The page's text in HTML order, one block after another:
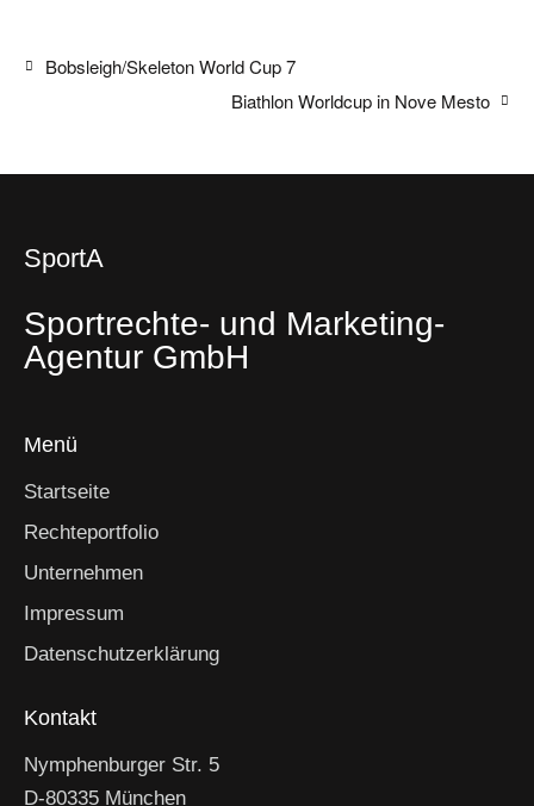
Bobsleigh/Skeleton World Cup 7
Biathlon Worldcup in Nove Mesto
SportA
Sportrechte- und Marketing-
Agentur GmbH
Menü
Startseite
Rechteportfolio
Unternehmen
Impressum
Datenschutzerklärung
Kontakt
Nymphenburger Str. 5
D-80335 München